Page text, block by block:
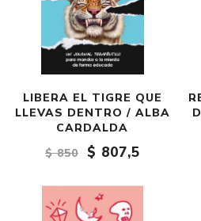
LIBERA EL TIGRE QUE
LLEVAS DENTRO / ALBA
CARDALDA
$ 850
$ 807,5